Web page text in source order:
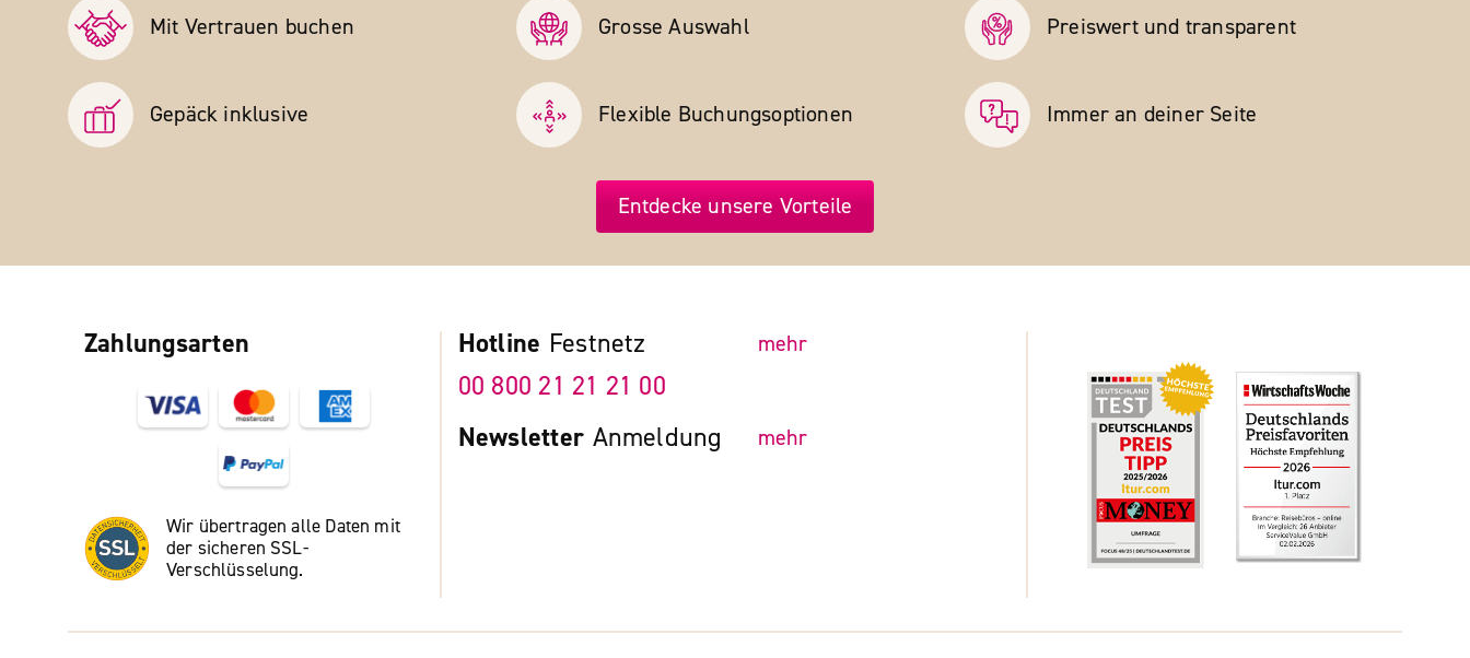
Mit Vertrauen buchen Grosse Auswahl Preiswert und transparent
Gepäck inklusive Flexible Buchungs­optionen Immer an deiner Seite
Entdecke unsere Vorteile
Zahlungsarten
Wir übertragen alle Daten mit
der sicheren SSL-
Verschlüsselung.
Hotline Festnetz mehr
00 800 21 21 21 00
Newsletter Anmeldung mehr